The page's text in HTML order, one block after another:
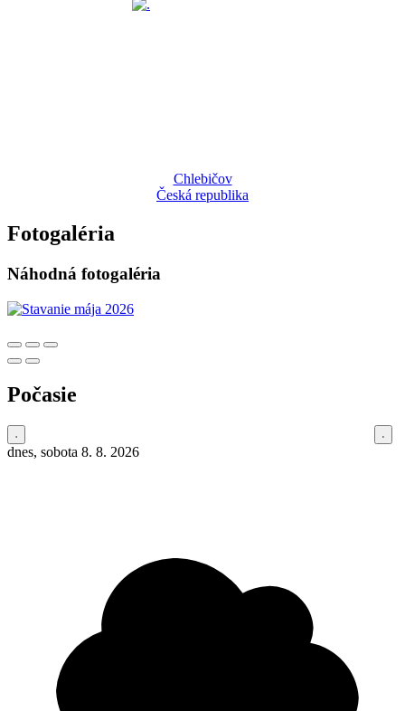
Chlebičov
Česká republika
Fotogaléria
Náhodná fotogaléria
Počasie
dnes, sobota 8. 8. 2026